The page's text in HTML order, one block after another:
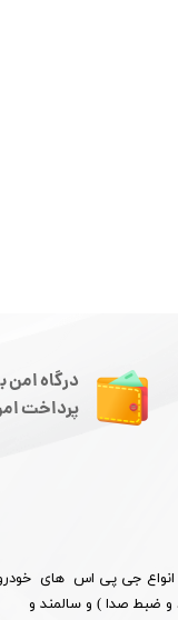
انواع جی پی اس های
ضبط صدا ) و سالمند و
درگاه امن
پرداخت